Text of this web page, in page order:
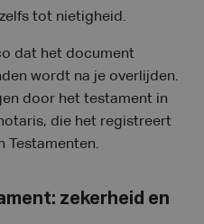
tot nietigheid.
dat het document
wordt na je overlijden.
door het testament in
die het registreert
Testamenten.
zekerheid en